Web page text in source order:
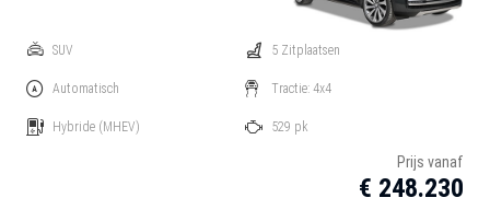
SUV
Automatisch
Hybride (MHEV)
5 Zitplaatsen
Tractie: 4x4
529 pk
Prijs vanaf
€ 248.230